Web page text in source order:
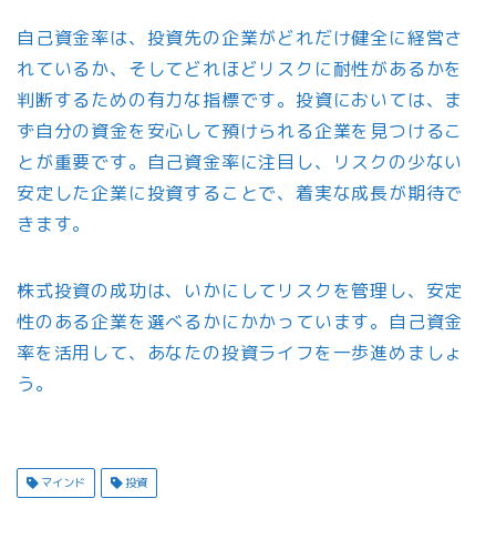
自己資金率は、投資先の企業がどれだけ健全に経営さ
れているか、そしてどれほどリスクに耐性があるかを
判断するための有力な指標です。投資においては、ま
ず自分の資金を安心して預けられる企業を見つけるこ
とが重要です。自己資金率に注目し、リスクの少ない
安定した企業に投資することで、着実な成長が期待で
きます。
株式投資の成功は、いかにしてリスクを管理し、安定
性のある企業を選べるかにかかっています。自己資金
率を活用して、あなたの投資ライフを一歩進めましょ
う。
マインド 投資